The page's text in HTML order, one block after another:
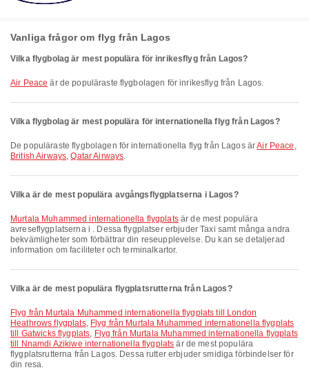
Vanliga frågor om flyg från Lagos
Vilka flygbolag är mest populära för inrikesflyg från Lagos?
Air Peace är de populäraste flygbolagen för inrikesflyg från Lagos.
Vilka flygbolag är mest populära för internationella flyg från Lagos?
De populäraste flygbolagen för internationella flyg från Lagos ärAir Peace ,
British Airways,Qatar Airways.
Vilka är de mest populära avgångsflygplatserna i Lagos?
Murtala Muhammed internationella flygplatsär de mest populära
avreseflygplatserna i . Dessa flygplatser erbjuder Taxi samt många andra
bekvämligheter som förbättrar din reseupplevelse. Du kan se detaljerad
information om faciliteter och terminalkartor.
Vilka är de mest populära flygplatsrutterna från Lagos?
Flyg från Murtala Muhammed internationella flygplats till London
Heathrows flygplats, Flyg från Murtala Muhammed internationella flygplats
till Gatwicks flygplats, Flyg från Murtala Muhammed internationella flygplats
till Nnamdi Azikiwe internationella flygplats är de mest populära
flygplatsrutterna från Lagos. Dessa rutter erbjuder smidiga förbindelser för
din resa.